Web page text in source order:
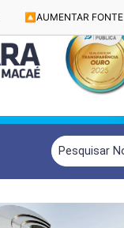
🔼 AUMENTAR FONTE